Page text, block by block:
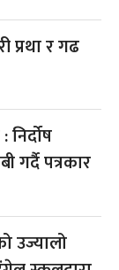
र गढ
गर्दै पत्रकार
उज्यालो